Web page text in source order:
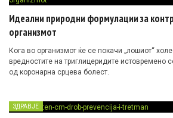
Идеални природни формулации за
организмот
Кога во организмот ќе се покачи „лошиот“
вредностите на триглицеридите истовремено
од коронарна срцева болест.
ЗДРАВЈЕ